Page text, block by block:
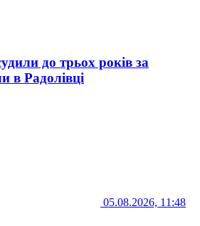
до трьох років за
в Радолівці
05.08.2026, 11:48